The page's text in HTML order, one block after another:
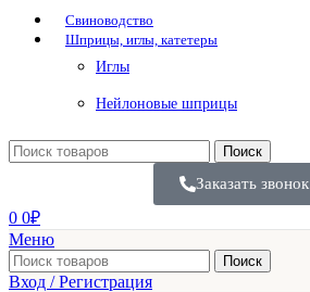
Свиноводство
Шприцы, иглы, катетеры
Иглы
Нейлоновые шприцы
Поиск
Заказать звонок
0 0₽
Меню
Поиск
Вход / Регистрация